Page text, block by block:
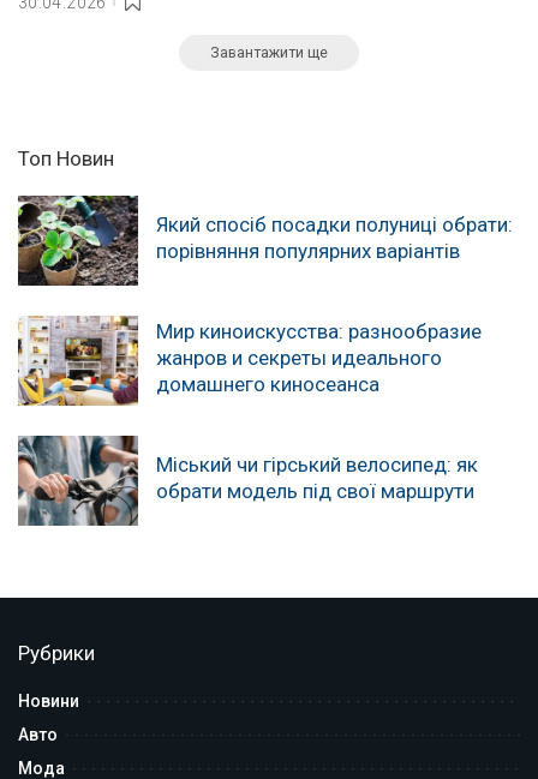
Завантажити ще
Топ Новин
Який спосіб посадки полуниці обрати:
порівняння популярних варіантів
Мир киноискусства: разнообразие
жанров и секреты идеального
домашнего киносеанса
Міський чи гірський велосипед: як
обрати модель під свої маршрути
Рубрики
Новини
Авто
Мода